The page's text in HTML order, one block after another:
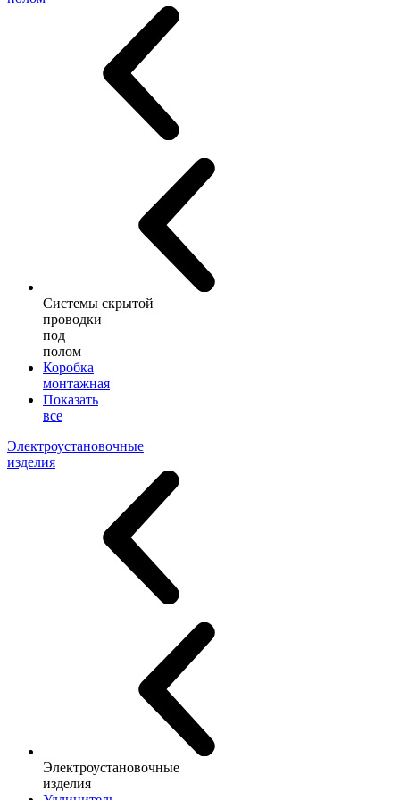
Системы скрытой
проводки
под
полом
Коробка
монтажная
Показать
все
Электроустановочные
изделия
Электроустановочные
изделия